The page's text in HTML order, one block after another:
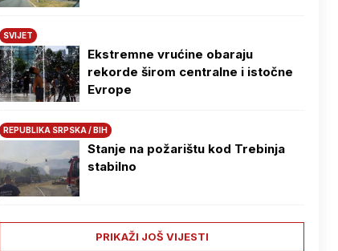
SVIJET
Ekstremne vrućine obaraju
rekorde širom centralne i istočne
Evrope
REPUBLIKA SRPSKA / BIH
Stanje na požarištu kod Trebinja
stabilno
PRIKAŽI JOŠ VIJESTI